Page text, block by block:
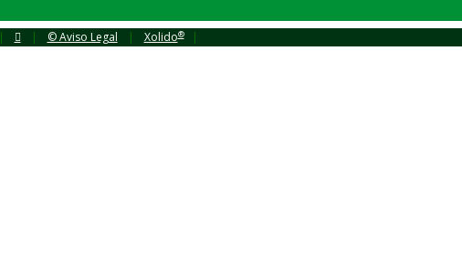
| | © Aviso Legal | Xolido® |